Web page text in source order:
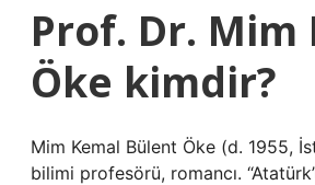
Prof. Dr. Mim
Öke kimdir?
Mim Kemal Bülent Öke (d. 1955,
bilimi profesörü, romancı.